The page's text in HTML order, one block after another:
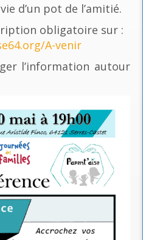
d’un pot de l’amitié.
obligatoire sur :
A-venir
l’information autour